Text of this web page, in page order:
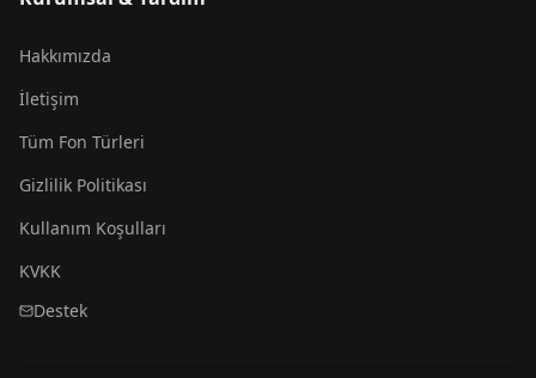
Hakkımızda
İletişim
Tüm Fon Türleri
Gizlilik Politikası
Kullanım Koşulları
KVKK
Destek